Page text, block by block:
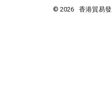
© 2026 香港貿易